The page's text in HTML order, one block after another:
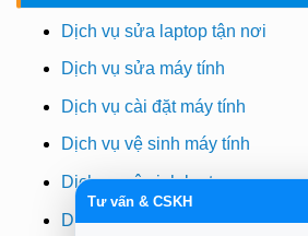
Dịch vụ sửa laptop tận nơi
Dịch vụ sửa máy tính
Dịch vụ cài đặt máy tính
Dịch vụ vệ sinh máy tính
Dịch vụ vệ sinh laptop
Dịch vụ cài win
Tư vấn & CSKH